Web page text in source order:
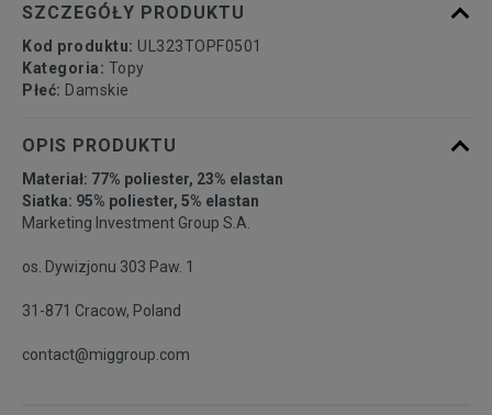
SZCZEGÓŁY PRODUKTU
Kod produktu: UL323TOPF0501
Kategoria: Topy
Płeć: Damskie
OPIS PRODUKTU
Materiał: 77% poliester, 23% elastan
Siatka: 95% poliester, 5% elastan
Marketing Investment Group S.A.
os. Dywizjonu 303 Paw. 1
31-871 Cracow, Poland
contact@miggroup.com